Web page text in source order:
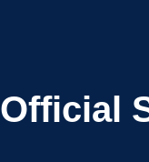
Official